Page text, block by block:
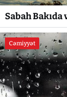
Sabah
Cəmiyyət